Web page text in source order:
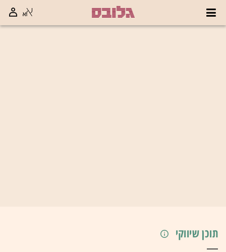
תוכן שיווקי